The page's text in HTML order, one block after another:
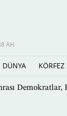
AH
DÜNYA KÖRFEZ